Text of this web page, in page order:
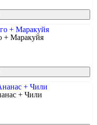
+ Маракуйя
+ Чили